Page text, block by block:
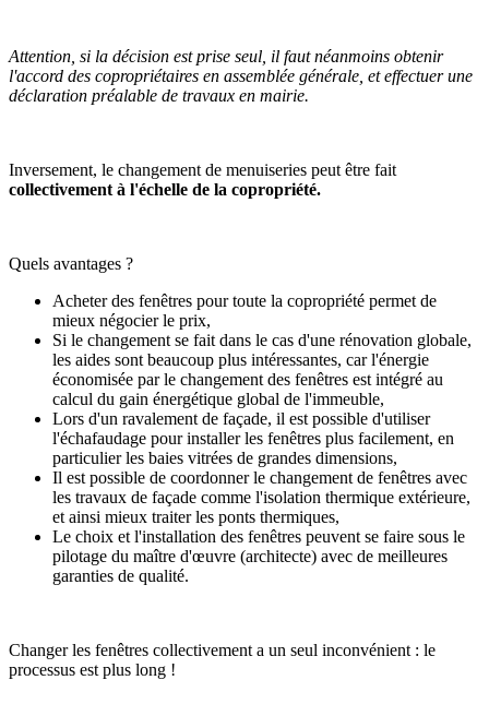
Attention, si la décision est prise seul, il faut néanmoins obtenir
l'accord des copropriétaires en assemblée générale, et effectuer une
déclaration préalable de travaux en mairie.
Inversement, le changement de menuiseries peut être fait
collectivement à l'échelle de la copropriété.
Quels avantages ?
Acheter des fenêtres pour toute la copropriété permet de
mieux négocier le prix,
Si le changement se fait dans le cas d'une rénovation globale,
les aides sont beaucoup plus intéressantes, car l'énergie
économisée par le changement des fenêtres est intégré au
calcul du gain énergétique global de l'immeuble,
Lors d'un ravalement de façade, il est possible d'utiliser
l'échafaudage pour installer les fenêtres plus facilement, en
particulier les baies vitrées de grandes dimensions,
Il est possible de coordonner le changement de fenêtres avec
les travaux de façade comme l'isolation thermique extérieure,
et ainsi mieux traiter les ponts thermiques,
Le choix et l'installation des fenêtres peuvent se faire sous le
pilotage du maître d'œuvre (architecte) avec de meilleures
garanties de qualité.
Changer les fenêtres collectivement a un seul inconvénient : le
processus est plus long !